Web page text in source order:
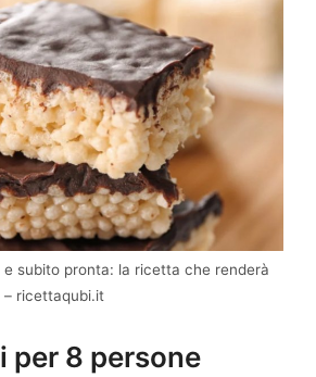
subito pronta: la ricetta che renderà
– ricettaqubi.it
per 8 persone